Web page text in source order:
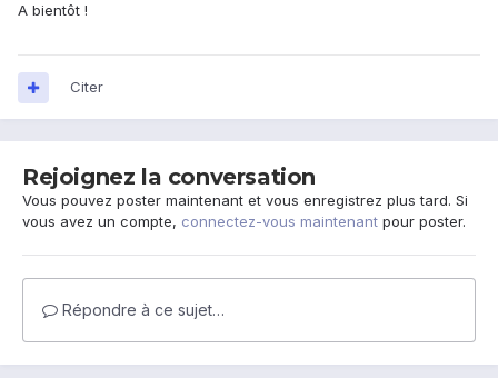
A bientôt !
Citer
Rejoignez la conversation
Vous pouvez poster maintenant et vous enregistrez plus tard. Si
vous avez un compte, connectez-vous maintenant pour poster.
Répondre à ce sujet…